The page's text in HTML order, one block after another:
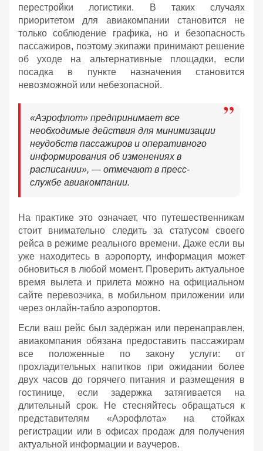
перестройки логистики. В таких случаях
приоритетом для авиакомпании становится не
только соблюдение графика, но и безопасность
пассажиров, поэтому экипажи принимают решение
об уходе на альтернативные площадки, если
посадка в пункте назначения становится
невозможной или небезопасной.
«Аэрофлот» предпринимает все
необходимые действия для минимизации
неудобств пассажиров и оперативного
информирования об изменениях в
расписании», — отмечают в пресс-
службе авиакомпании.
На практике это означает, что путешественникам
стоит внимательно следить за статусом своего
рейса в режиме реального времени. Даже если вы
уже находитесь в аэропорту, информация может
обновиться в любой момент. Проверить актуальное
время вылета и прилета можно на официальном
сайте перевозчика, в мобильном приложении или
через онлайн-табло аэропортов.
Если ваш рейс был задержан или перенаправлен,
авиакомпания обязана предоставить пассажирам
все положенные по закону услуги: от
прохладительных напитков при ожидании более
двух часов до горячего питания и размещения в
гостинице, если задержка затягивается на
длительный срок. Не стесняйтесь обращаться к
представителям «Аэрофлота» на стойках
регистрации или в офисах продаж для получения
актуальной информации и ваучеров.